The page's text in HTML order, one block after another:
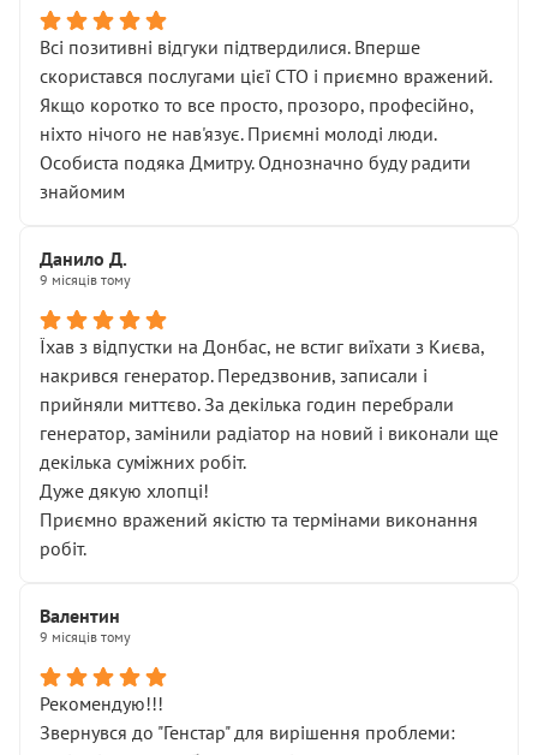
Всі позитивні відгуки підтвердилися. Вперше
скористався послугами цієї СТО і приємно вражений.
Якщо коротко то все просто, прозоро, професійно,
ніхто нічого не нав'язує. Приємні молоді люди.
Особиста подяка Дмитру. Однозначно буду радити
знайомим
Данило Д.
9 місяців тому
Їхав з відпустки на Донбас, не встиг виїхати з Києва,
накрився генератор. Передзвонив, записали і
прийняли миттєво. За декілька годин перебрали
генератор, замінили радіатор на новий і виконали ще
декілька суміжних робіт.
Дуже дякую хлопці!
Приємно вражений якістю та термінами виконання
робіт.
Валентин
9 місяців тому
Рекомендую!!!
Звернувся до "Генстар" для вирішення проблеми: